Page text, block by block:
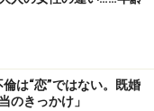
に対する愛情
は“恋”ではない。既婚
のきっかけ」